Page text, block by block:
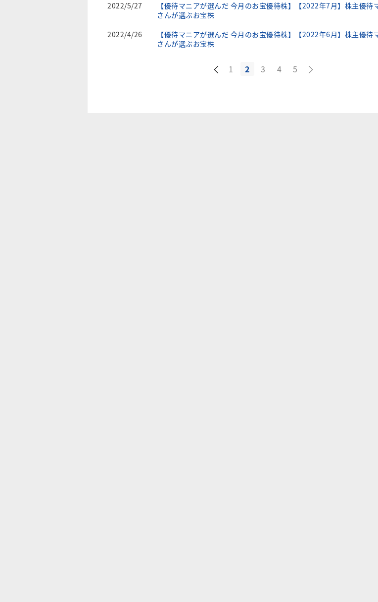
2022/5/27
【優待マニアが選んだ 今月のお宝優待株】【2022年7月】株主優待
さんが選ぶお宝株
2022/4/26
【優待マニアが選んだ 今月のお宝優待株】【2022年6月】株主優待
さんが選ぶお宝株
1 2 3 4 5